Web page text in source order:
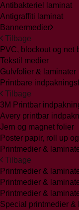
Antibakteriel laminat
Antigraffiti laminat
Bannermedier
Tilbage
PVC, blockout og net
Tekstil medier
Gulvfolier & laminater
Printbare
Tilbage
3M Printbar
Avery printbar
Jern og magnet folier
Poster papir, roll up
Printmedier &
Tilbage
Printmedier &
Printmedier &
Printmedier &
Special printmedier &